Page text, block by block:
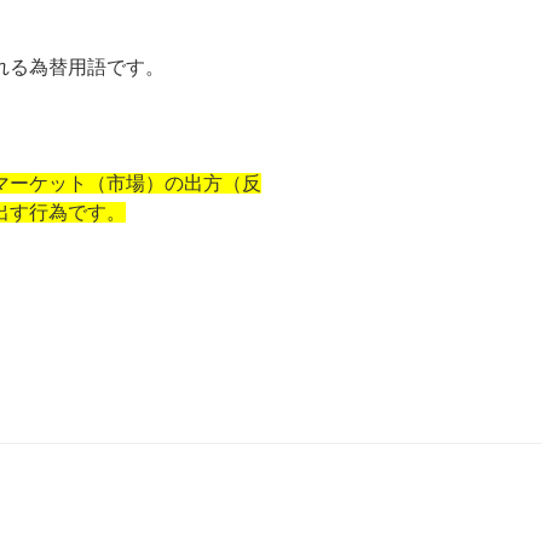
為替用語です。
ケット（市場）の出方（反
行為です。